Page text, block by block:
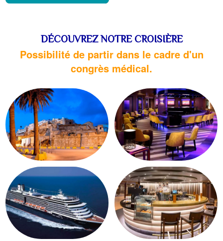
DÉCOUVREZ NOTRE CROISIÈRE
Possibilité de partir dans le cadre d'un
congrès médical.